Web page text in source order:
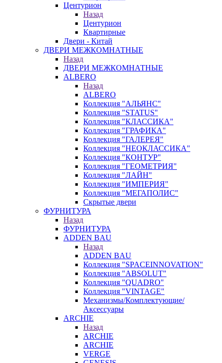
Центурион
Назад
Центурион
Квартирные
Двери - Китай
ДВЕРИ МЕЖКОМНАТНЫЕ
Назад
ДВЕРИ МЕЖКОМНАТНЫЕ
ALBERO
Назад
ALBERO
Коллекция "АЛЬЯНС"
Коллекция "STATUS"
Коллекция "КЛАССИКА"
Коллекция "ГРАФИКА"
Коллекция "ГАЛЕРЕЯ"
Коллекция "НЕОКЛАССИКА"
Коллекция "КОНТУР"
Коллекция "ГЕОМЕТРИЯ"
Коллекция "ЛАЙН"
Коллекция "ИМПЕРИЯ"
Коллекция "МЕГАПОЛИС"
Скрытые двери
ФУРНИТУРА
Назад
ФУРНИТУРА
ADDEN BAU
Назад
ADDEN BAU
Коллекция "SPACEINNOVATION"
Коллекция "ABSOLUT"
Коллекция "QUADRO"
Коллекция "VINTAGE"
Механизмы/Комплектующие/
Аксессуары
ARCHIE
Назад
ARCHIE
ARCHIE
VERGE